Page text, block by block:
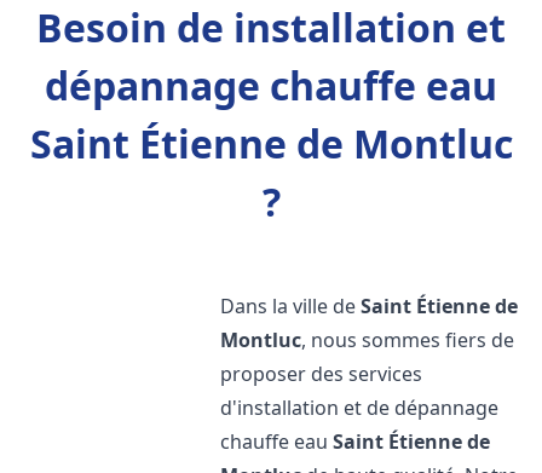
Besoin de installation et
dépannage chauffe eau
Saint Étienne de Montluc
?
Dans la ville deSaint Étienne de
Montluc, nous sommes fiers de
proposer des services
d'installation et de dépannage
chauffe eauSaint Étienne de